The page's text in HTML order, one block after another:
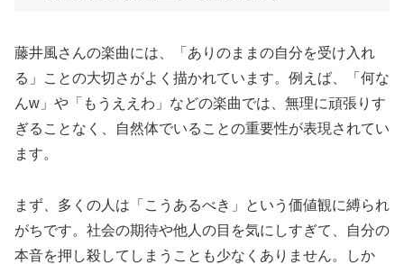
藤井風さんの楽曲には、「ありのままの自分を受け入れ
る」ことの大切さがよく描かれています。例えば、「何な
んw」や「もうええわ」などの楽曲では、無理に頑張りす
ぎることなく、自然体でいることの重要性が表現されてい
ます。
まず、多くの人は「こうあるべき」という価値観に縛られ
がちです。社会の期待や他人の目を気にしすぎて、自分の
本音を押し殺してしまうことも少なくありません。しか